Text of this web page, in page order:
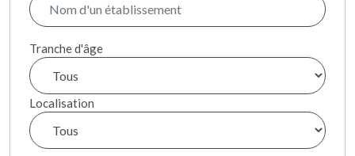
Tranche d'âge
Localisation